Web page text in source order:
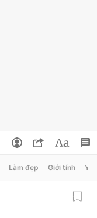
Làm đẹp Giới tính Y